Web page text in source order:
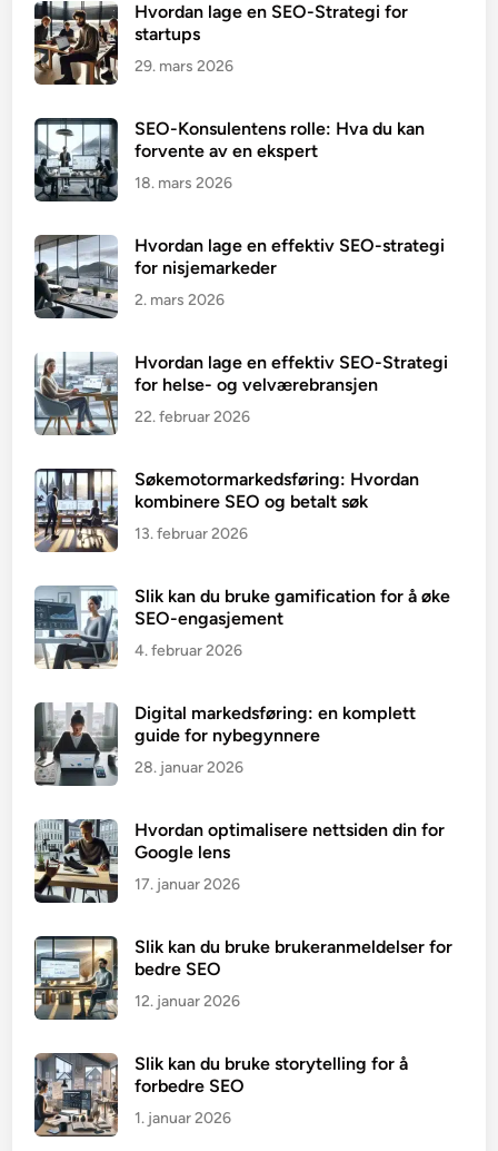
Hvordan lage en SEO-Strategi for
startups
29. mars 2026
SEO-Konsulentens rolle: Hva du kan
forvente av en ekspert
18. mars 2026
Hvordan lage en effektiv SEO-strategi
for nisjemarkeder
2. mars 2026
Hvordan lage en effektiv SEO-Strategi
for helse- og velværebransjen
22. februar 2026
Søkemotormarkedsføring: Hvordan
kombinere SEO og betalt søk
13. februar 2026
Slik kan du bruke gamification for å øke
SEO-engasjement
4. februar 2026
Digital markedsføring: en komplett
guide for nybegynnere
28. januar 2026
Hvordan optimalisere nettsiden din for
Google lens
17. januar 2026
Slik kan du bruke brukeranmeldelser for
bedre SEO
12. januar 2026
Slik kan du bruke storytelling for å
forbedre SEO
1. januar 2026